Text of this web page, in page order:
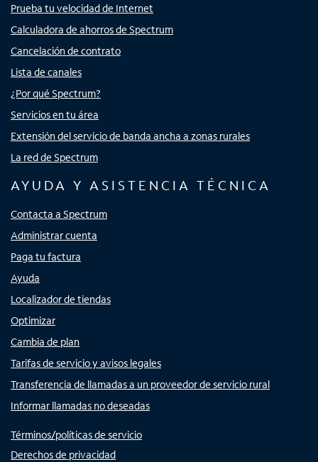
Prueba tu velocidad de Internet
Calculadora de ahorros de Spectrum
Cancelación de contrato
Lista de canales
¿Por qué Spectrum?
Servicios en tu área
Extensión del servicio de banda ancha a zonas rurales
La red de Spectrum
AYUDA Y ASISTENCIA TÉCNICA
Contacta a Spectrum
Administrar cuenta
Paga tu factura
Ayuda
Localizador de tiendas
Optimizar
Cambia de plan
Tarifas de servicio y avisos legales
Transferencia de llamadas a un proveedor de servicio rural
Informar llamadas no deseadas
Términos/políticas de servicio
Derechos de privacidad